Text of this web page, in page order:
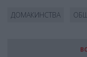
ДОМАКИНСТВА